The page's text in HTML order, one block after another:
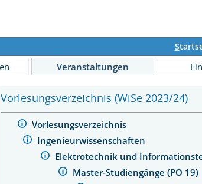
S
Veranstaltungen
Vorlesungsverzeichnis (WiSe 2023/24)
Vorlesungsverzeichnis
Ingenieurwissenschaften
Elektrotechnik und
Master-Studiengänge (PO 19)